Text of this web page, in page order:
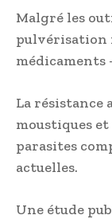
Malgré les
pulvérisation
médicaments
La résistance
moustiques
parasites
actuelles.
Une étude